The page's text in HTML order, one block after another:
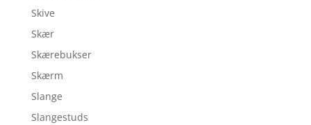
Skive
Skær
Skærebukser
Skærm
Slange
Slangestuds